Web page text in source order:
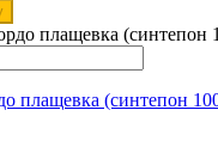
плащевка (синтепон